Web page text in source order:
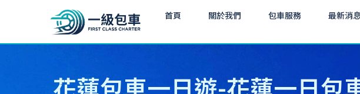
首頁 關於我們 包車服務 最新消